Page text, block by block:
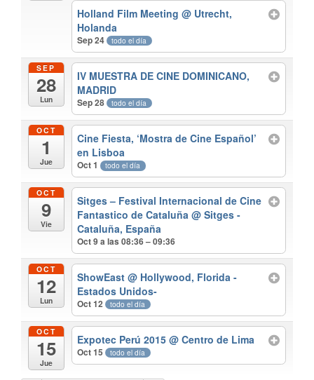
Holland Film Meeting@ Utrecht,
Holanda
Sep 24 todo el día
SEP
28
Lun
IV MUESTRA DE CINE DOMINICANO,
MADRID
Sep 28 todo el día
OCT
1
Jue
Cine Fiesta, ‘Mostra de Cine Español’
en Lisboa
Oct 1 todo el día
OCT
9
Vie
Sitges – Festival Internacional de Cine
Fantastico de Cataluña@ Sitges -
Cataluña, España
Oct 9 a las 08:36 – 09:36
OCT
12
Lun
ShowEast@ Hollywood, Florida -
Estados Unidos-
Oct 12 todo el día
OCT
15
Jue
Expotec Perú 2015@ Centro de Lima
Oct 15 todo el día